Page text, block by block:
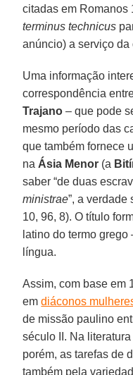
citadas em Romanos
terminus technicus
anúncio) a serviço da
Uma informação
correspondência
Trajano – que pode
mesmo período das
que também fornece
na Ásia Menor (a
saber “de duas
ministrae”, a verdade
10, 96, 8). O título
latino do termo
língua.
Assim, com base em
emdiáconos
de missão paulino
século II. Na
porém, as tarefas de
também pela